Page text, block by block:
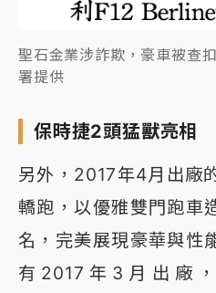
聖石金業涉詐欺，豪車被查
署提供
保時捷2頭猛獸亮相
另外，2017年4月出廠
轎跑，以優雅雙門跑車
名，完美展現豪華與性
有2017年3月出廠